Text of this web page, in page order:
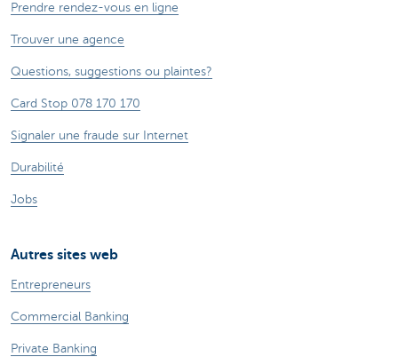
Prendre rendez-vous en ligne
Trouver une agence
Questions, suggestions ou plaintes?
Card Stop 078 170 170
Signaler une fraude sur Internet
Durabilité
Jobs
Autres sites web
Entrepreneurs
Commercial Banking
Private Banking